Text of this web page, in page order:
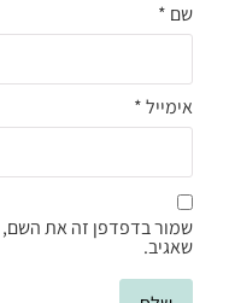
שם*
אימייל*
שמור בדפדפן זה את השם,
שאגיב.